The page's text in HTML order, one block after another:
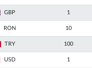
GBP 1
RON 10
TRY 100
USD 1